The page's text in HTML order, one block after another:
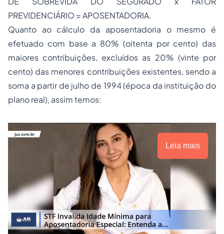
PREVIDENCIÁRIO = APOSENTADORIA.
Quanto ao cálculo da aposentadoria o mesmo é
efetuado com base a 80% (oitenta por cento) das
maiores contribuições, excluídos as 20% (vinte por
cento) das menores contribuições existentes, sendo a
soma a partir de julho de 1994 (época da instituição do
plano real), assim temos:
Leia mais